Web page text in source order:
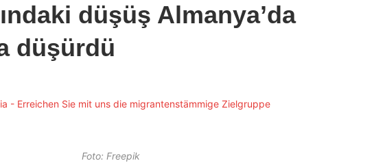
düşüş Almanya’da
düşürdü
Foto: Freepik